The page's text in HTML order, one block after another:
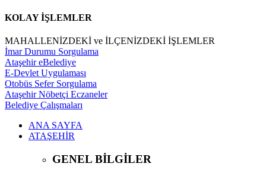
KOLAY İŞLEMLER
MAHALLENİZDEKİ ve İLÇENİZDEKİ İŞLEMLER
İmar Durumu Sorgulama
Ataşehir eBelediye
E-Devlet Uygulaması
Otobüs Sefer Sorgulama
Ataşehir Nöbetçi Eczaneler
Belediye Çalışmaları
ANA SAYFA
ATAŞEHİR
GENEL BİLGİLER